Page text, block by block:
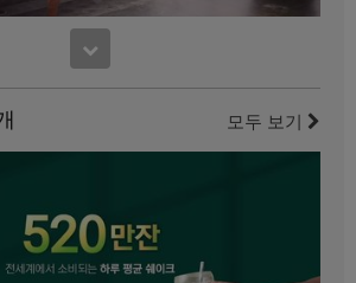
오 사용을 중단하도록 요청할 수 있습
기 #키토산 #셀유로쓰 #리프트오프
리 컨디셔닝
모두 보기